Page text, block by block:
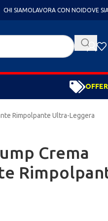
CHI SIAMOLAVORA CON NOIDOVE
Rimpolpante Ultra-Leggera
Crema